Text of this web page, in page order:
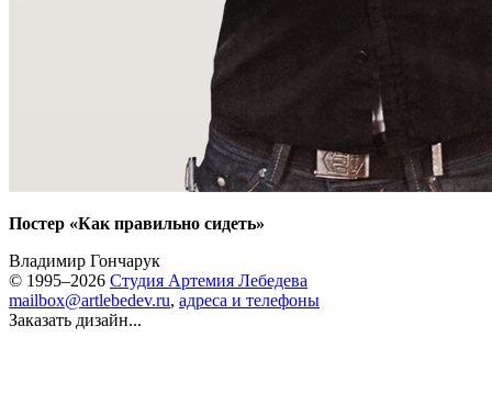
Постер «Как правильно сидеть»
Владимир Гончарук
© 1995–2026 Студия Артемия Лебедева
mailbox@artlebedev.ru, адреса и телефоны
Заказать дизайн...